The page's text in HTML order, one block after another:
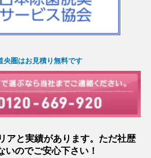
央圏はお見積り無料です
アと実績があります。ただ社歴
いのでご安心下さい！